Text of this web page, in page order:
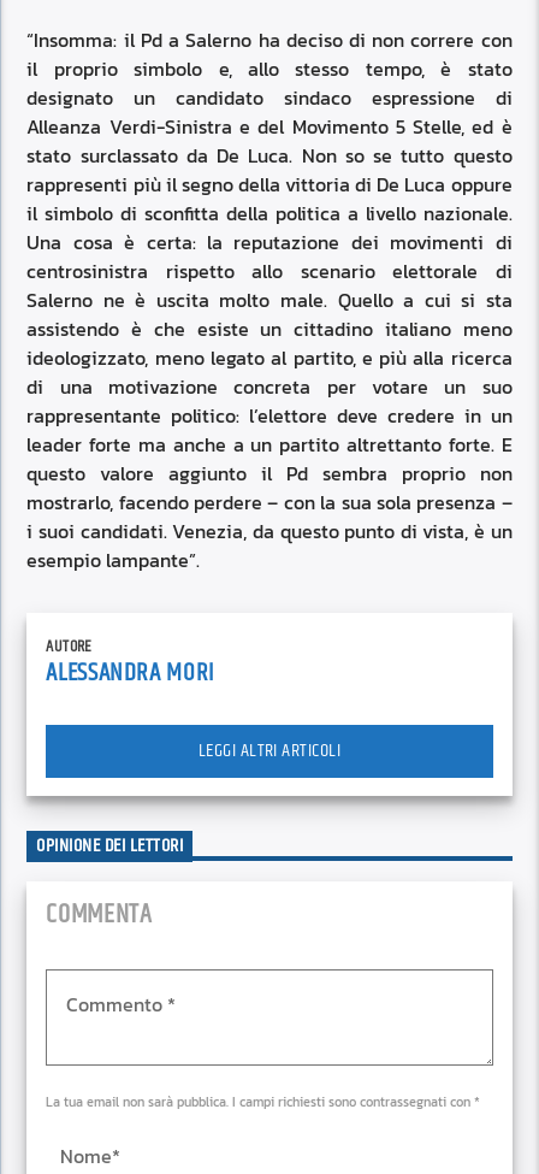
“Insomma: il Pd a Salerno ha deciso di non correre con
il proprio simbolo e, allo stesso tempo, è stato
designato un candidato sindaco espressione di
Alleanza Verdi-Sinistra e del Movimento 5 Stelle, ed è
stato surclassato da De Luca. Non so se tutto questo
rappresenti più il segno della vittoria di De Luca oppure
il simbolo di sconfitta della politica a livello nazionale.
Una cosa è certa: la reputazione dei movimenti di
centrosinistra rispetto allo scenario elettorale di
Salerno ne è uscita molto male. Quello a cui si sta
assistendo è che esiste un cittadino italiano meno
ideologizzato, meno legato al partito, e più alla ricerca
di una motivazione concreta per votare un suo
rappresentante politico: l’elettore deve credere in un
leader forte ma anche a un partito altrettanto forte. E
questo valore aggiunto il Pd sembra proprio non
mostrarlo, facendo perdere – con la sua sola presenza –
i suoi candidati. Venezia, da questo punto di vista, è un
esempio lampante”.
AUTORE
ALESSANDRA MORI
LEGGI ALTRI ARTICOLI
OPINIONE DEI LETTORI
COMMENTA
La tua email non sarà pubblica. I campi richiesti sono contrassegnati con *